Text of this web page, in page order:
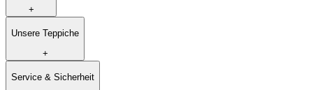
+
Unsere Teppiche
+
Service & Sicherheit